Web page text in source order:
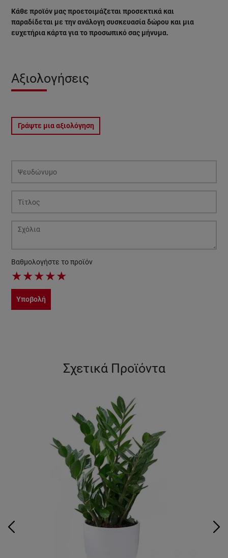
Κάθε προϊόν μας προετοιμάζεται προσεκτικά και
παραδίδεται με την ανάλογη συσκευασία δώρου και μια
ευχετήρια κάρτα για το προσωπικό σας μήνυμα.
Αξιολογήσεις
Γράψτε μια αξιολόγηση
Βαθμολογήστε το προϊόν
★★★★★
Υποβολή
Σχετικά Προϊόντα